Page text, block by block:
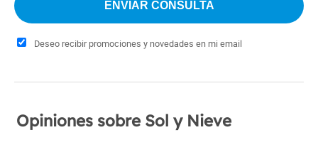
Deseo recibir promociones y novedades en mi email
Opiniones sobre Sol y Nieve